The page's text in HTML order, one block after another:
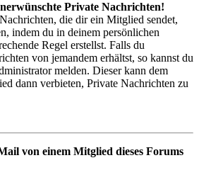
Private Nachrichten!
die dir ein Mitglied sendet,
indem du in deinem persönlichen
Regel erstellst. Falls du
von jemandem erhältst, so kannst du
melden. Dieser kann dem
dann verbieten, Private Nachrichten zu
von einem Mitglied dieses Forums